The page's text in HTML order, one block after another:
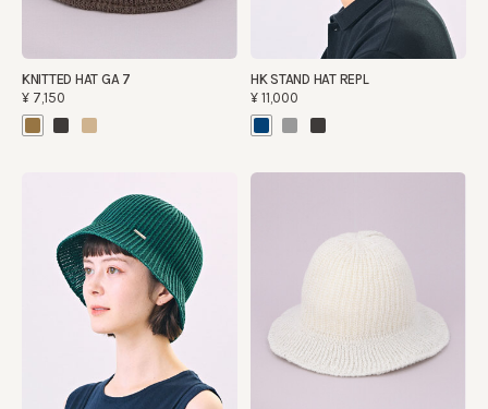
KNITTED HAT GA 7
¥7,150
HK STAND HAT REPL
¥11,000